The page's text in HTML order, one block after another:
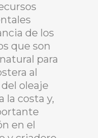
de los
que son
para
al
oleaje
la costa y,
en el